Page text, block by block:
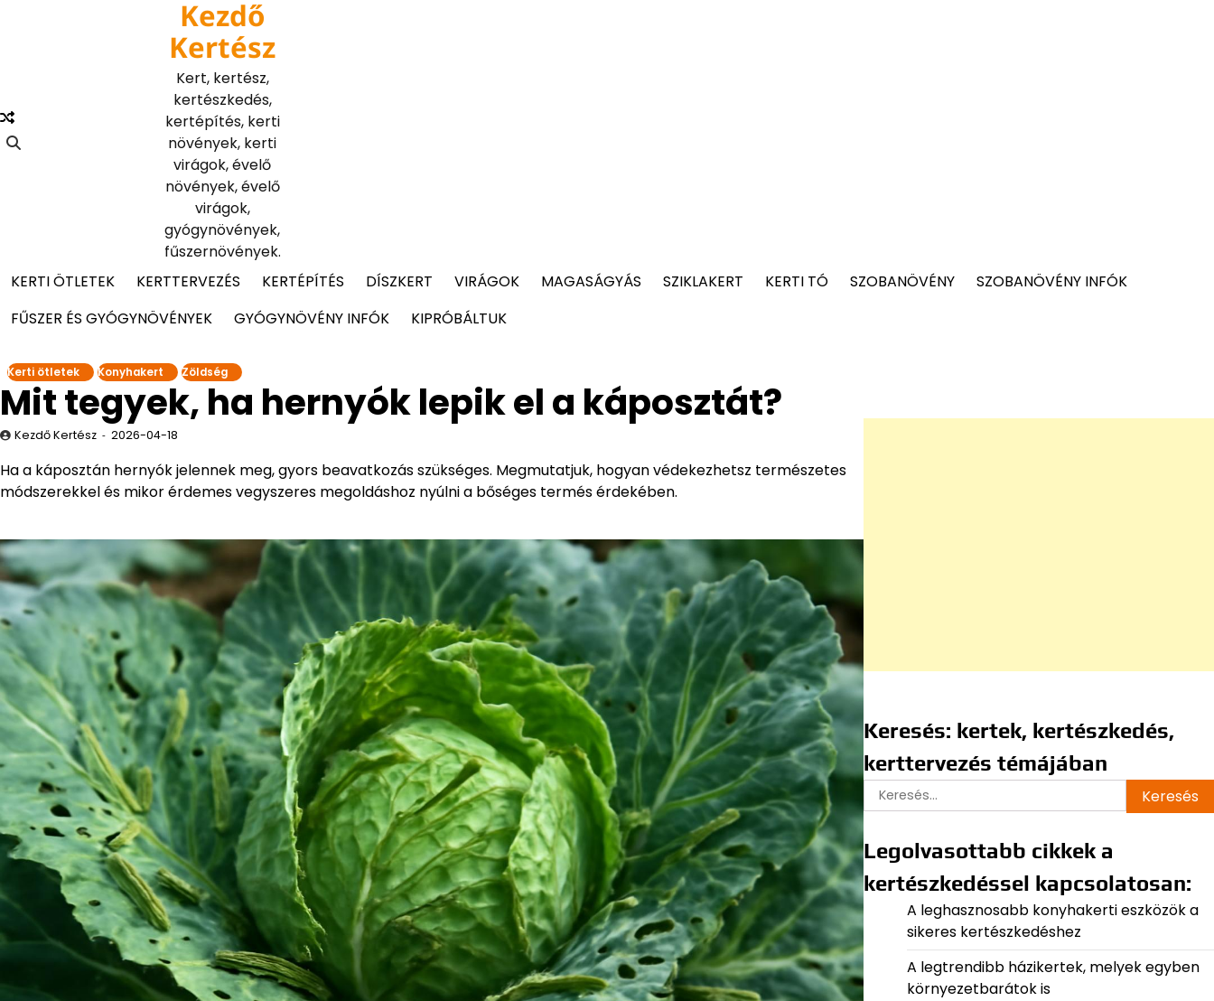
Kezdő
Kertész
Kert, kertész,
kertészkedés,
kertépítés, kerti
növények, kerti
virágok, évelő
növények, évelő
virágok,
gyógynövények,
fűszernövények.
KERTI ÖTLETEK
KERTTERVEZÉS KERTÉPÍTÉS DÍSZKERT VIRÁGOK MAGASÁGYÁS SZIKLAKERT KERTI TÓ SZOBANÖVÉNY
SZOBANÖVÉNY INFÓK
FŰSZER ÉS GYÓGYNÖVÉNYEK
GYÓGYNÖVÉNY INFÓK KIPRÓBÁLTUK
Kerti ötletek Konyhakert Zöldség
Mit tegyek, ha hernyók lepik el a káposztát?
Kezdő Kertész 2026-04-18
Ha a káposztán hernyók jelennek meg, gyors beavatkozás szükséges. Megmutatjuk, hogyan védekezhetsz természetes
módszerekkel és mikor érdemes vegyszeres megoldáshoz nyúlni a bőséges termés érdekében.
Keresés: kertek, kertészkedés,
kerttervezés témájában
Keresés:
Legolvasottabb cikkek a
kertészkedéssel kapcsolatosan:
A leghasznosabb konyhakerti eszközök a
sikeres kertészkedéshez
A legtrendibb házikertek, melyek egyben
környezetbarátok is